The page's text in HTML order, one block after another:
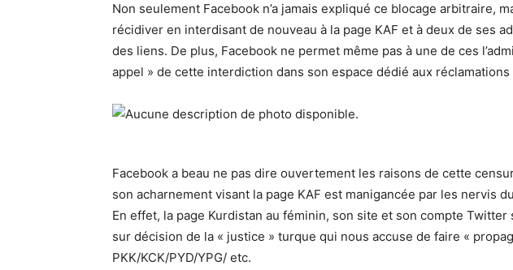
Non seulement Facebook n’a jamais expliqué ce blocage arbitraire,
récidiver en interdisant de nouveau à la page KAF et à deux de ses
des liens. De plus, Facebook ne permet même pas à une de ces
appel » de cette interdiction dans son espace dédié aux réclamations
Facebook a beau ne pas dire ouvertement les raisons de cette
son acharnement visant la page KAF est manigancée par les nervis
En effet, la page Kurdistan au féminin, son site et son compte
sur décision de la « justice » turque qui nous accuse de faire «
PKK/KCK/PYD/YPG/ etc.